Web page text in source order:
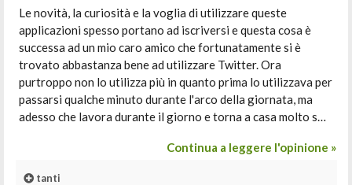
Le novità, la curiosità e la voglia di utilizzare queste
applicazioni spesso portano ad iscriversi e questa cosa è
successa ad un mio caro amico che fortunatamente si è
trovato abbastanza bene ad utilizzare Twitter. Ora
purtroppo non lo utilizza più in quanto prima lo utilizzava per
passarsi qualche minuto durante l'arco della giornata, ma
adesso che lavora durante il giorno e torna a casa molto s…
Continua a leggere l'opinione »
tanti